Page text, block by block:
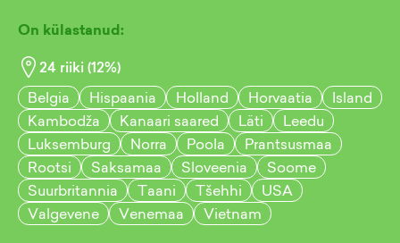
On külastanud:
24 riiki (12%)
Belgia
Hispaania Holland Horvaatia
Island
Kambodža
Kanaari saared Läti
Leedu
Luksemburg
Norra Poola
Prantsusmaa
Rootsi
Saksamaa Sloveenia
Soome
Suurbritannia
Taani Tšehhi
USA
Valgevene
Venemaa Vietnam